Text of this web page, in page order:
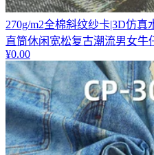
270g/m2全棉斜纹纱卡|3D仿
直筒休闲宽松复古潮流男女牛
¥0.00